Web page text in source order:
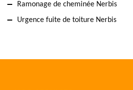
Ramonage de cheminée Nerbis
Urgence fuite de toiture Nerbis